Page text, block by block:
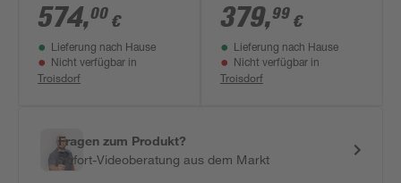
80 x 90 cm
574,00 €
Lieferung nach Hause
Nicht verfügbar in
Troisdorf
mm, anthrazit
379,99 €
Lieferung nach Hause
Nicht verfügbar in
Troisdorf
Fragen zum Produkt?
Sofort-Videoberatung aus dem Markt